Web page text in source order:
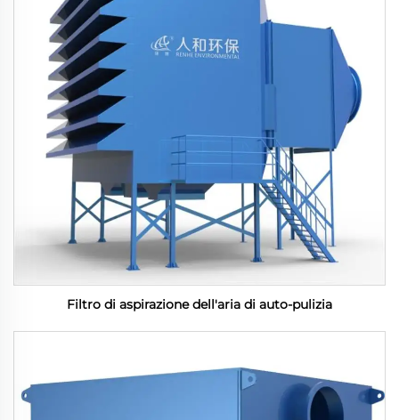
Filtro di aspirazione dell'aria di auto-pulizia